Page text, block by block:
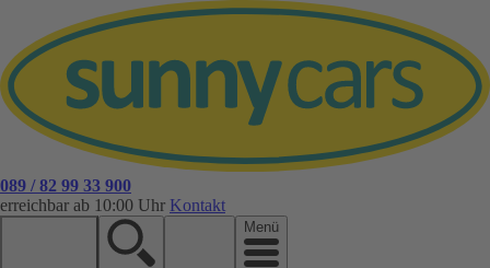
089 / 82 99 33 900
erreichbar ab 10:00 Uhr Kontakt
Menü